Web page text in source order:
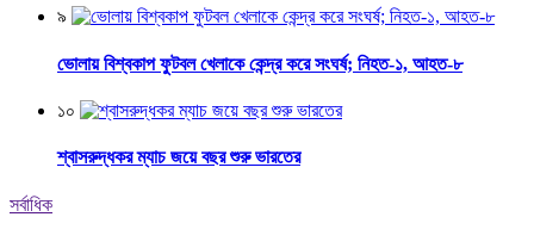
৯
ভোলায় বিশ্বকাপ ফুটবল খেলাকে কেন্দ্র করে সংঘর্ষ; নিহত-১, আহত-৮
১০
শ্বাসরুদ্ধকর ম্যাচ জয়ে বছর শুরু ভারতের
সর্বাধিক